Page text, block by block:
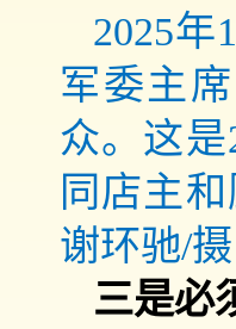
2025年
军委主
众。这
同店主
谢环驰/摄
三是必